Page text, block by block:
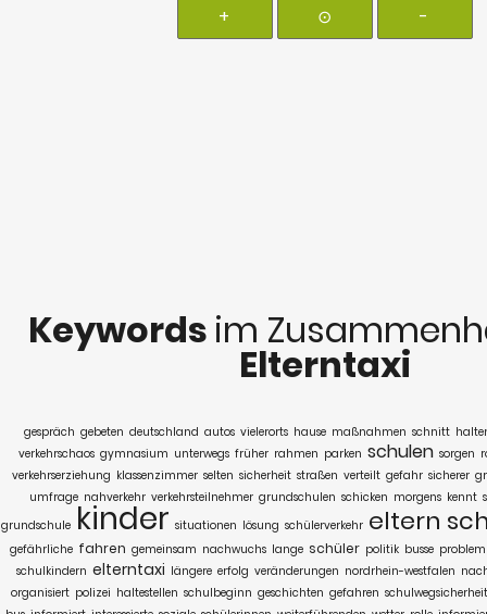
+ ⊙ -
Keywords im
Elterntaxi
gespräch gebeten deutschland autos vielerorts hause maßnahmen schnitt
verkehrschaos gymnasium unterwegs früher rahmen parken schulen sorgen
verkehrserziehung klassenzimmer selten sicherheit straßen verteilt gefahr sicherer
umfrage nahverkehr verkehrsteilnehmer grundschulen schicken morgens kennt
grundschule kinder situationen lösung schülerverkehr eltern
gefährliche fahren gemeinsam nachwuchs lange schüler politik busse problem
schulkindern elterntaxi längere erfolg veränderungen nordrhein-westfalen
organisiert polizei haltestellen schulbeginn geschichten gefahren schulwegsicherheit